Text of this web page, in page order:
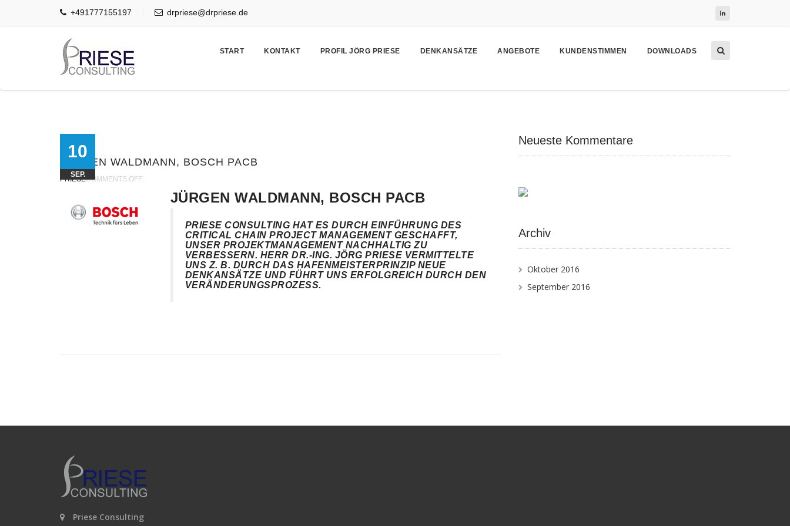
+491777155197 drpriese@drpriese.de
START KONTAKT PROFIL JÖRG PRIESE DENKANSÄTZE ANGEBOTE KUNDENSTIMMEN DOWNLOADS
Search
for:
10
SEP.
JÜRGEN WALDMANN, BOSCH PACB
PRIESECOMMENTS OFF.
JÜRGEN WALDMANN, BOSCH PACB
PRIESE CONSULTING HAT ES DURCH EINFÜHRUNG DES
CRITICAL CHAIN PROJECT MANAGEMENT GESCHAFFT,
UNSER PROJEKTMANAGEMENT NACHHALTIG ZU
VERBESSERN. HERR DR.-ING. JÖRG PRIESE VERMITTELTE
UNS Z. B. DURCH DAS HAFENMEISTERPRINZIP NEUE
DENKANSÄTZE UND FÜHRT UNS ERFOLGREICH DURCH DEN
VERÄNDERUNGSPROZESS.
Neueste Kommentare
Archiv
Oktober 2016
September 2016
Priese Consulting